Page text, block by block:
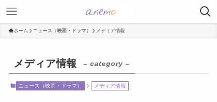
ホーム ニュース（映画・ドラマ） メディア情報
メディア情報 – category –
ニュース（映画・ドラマ） メディア情報